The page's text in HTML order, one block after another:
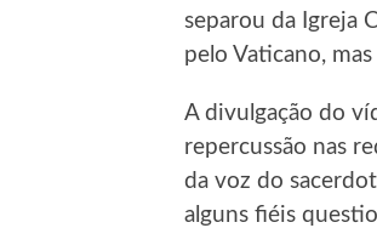
separou da Igreja
pelo Vaticano,
A divulgação do
repercussão nas
da voz do
alguns fiéis